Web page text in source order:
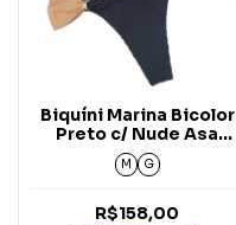
Biquíni Marina Bicolor
Preto c/ Nude Asa
Borboleta Carmel
M G
R$158,00